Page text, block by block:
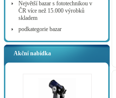
Největší bazar s fototechnikou v
ČR více než 15.000 výrobků
skladem
podkategorie bazar
Akční nabídka